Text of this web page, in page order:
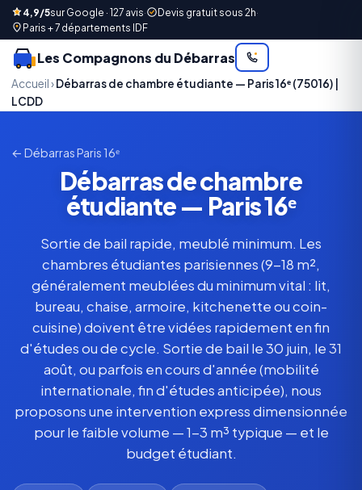
4,9/5sur Google · 127 avis· Devis gratuit sous 2h·
Paris + 7 départements IDF
Les Compagnons du Débarras
Accueil› Débarras de chambre étudiante — Paris 16ᵉ (75016) |
LCDD
← Débarras Paris 16ᵉ
Débarras de chambre
étudiante — Paris 16ᵉ
Sortie de bail rapide, meublé minimum. Les
chambres étudiantes parisiennes (9-18 m²,
généralement meublées du minimum vital : lit,
bureau, chaise, armoire, kitchenette ou coin-
cuisine) doivent être vidées rapidement en fin
d'études ou de cycle. Sortie de bail le 30 juin, le 31
août, ou parfois en cours d'année (mobilité
internationale, fin d'études anticipée), nous
proposons une intervention express dimensionnée
pour le faible volume — 1-3 m³ typique — et le
budget étudiant.